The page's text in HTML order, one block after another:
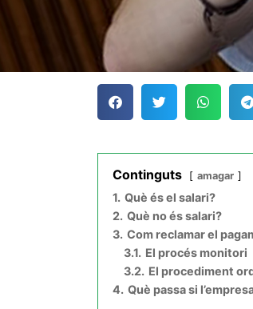
Continguts amagar
1. Què és el salari?
2. Què no és salari?
3. Com reclamar el
3.1. El procés monitori
3.2. El procediment
4. Què passa si